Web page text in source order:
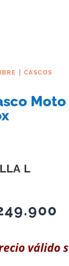
| CASCOS
L
válido